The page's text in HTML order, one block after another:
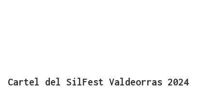
Cartel del SilFest Valdeorras 2024